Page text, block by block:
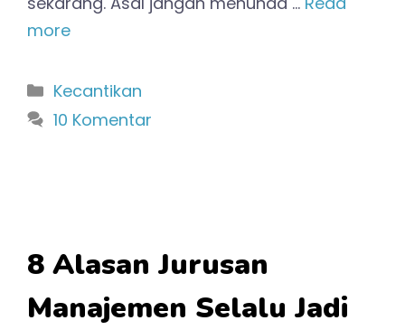
more
Kategori
Kecantikan
10 Komentar
8 Alasan Jurusan
Manajemen Selalu Jadi